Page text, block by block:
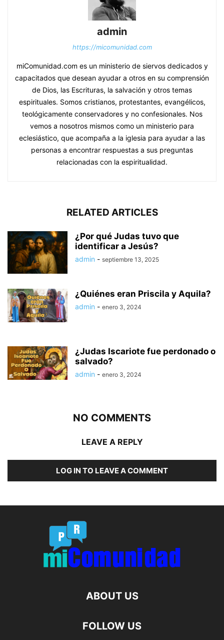
admin
https://micomunidad.com
miComunidad.com es un ministerio de siervos dedicados y
capacitados que desean ayudar a otros en su comprensión
de Dios, las Escrituras, la salvación y otros temas
espirituales. Somos cristianos, protestantes, evangélicos,
teológicamente conservadores y no confesionales. Nos
vemos a nosotros mismos como un ministerio para
eclesiástico, que acompaña a la iglesia para ayudar a las
personas a encontrar respuestas a sus preguntas
relacionadas con la espiritualidad.
RELATED ARTICLES
¿Por qué Judas tuvo que
identificar a Jesús?
admin - septiembre 13, 2025
¿Quiénes eran Priscila y Aquila?
admin - enero 3, 2024
¿Judas Iscariote fue perdonado o
salvado?
admin - enero 3, 2024
NO COMMENTS
LEAVE A REPLY
LOG IN TO LEAVE A COMMENT
ABOUT US
FOLLOW US